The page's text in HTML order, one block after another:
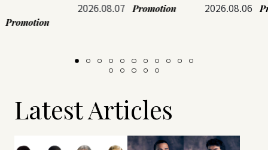
Promotion
2026.08.07 Promotion 2026.08.06
Latest Articles